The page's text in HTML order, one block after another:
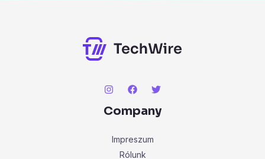
Company
Impreszum
Rólunk